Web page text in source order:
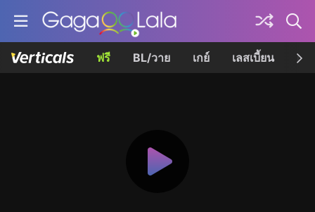
ฟรี BL/วาย เกย์ เลสเบี้ยน เค